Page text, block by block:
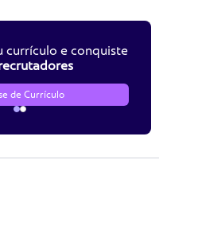
currículo e conquiste
de Currículo